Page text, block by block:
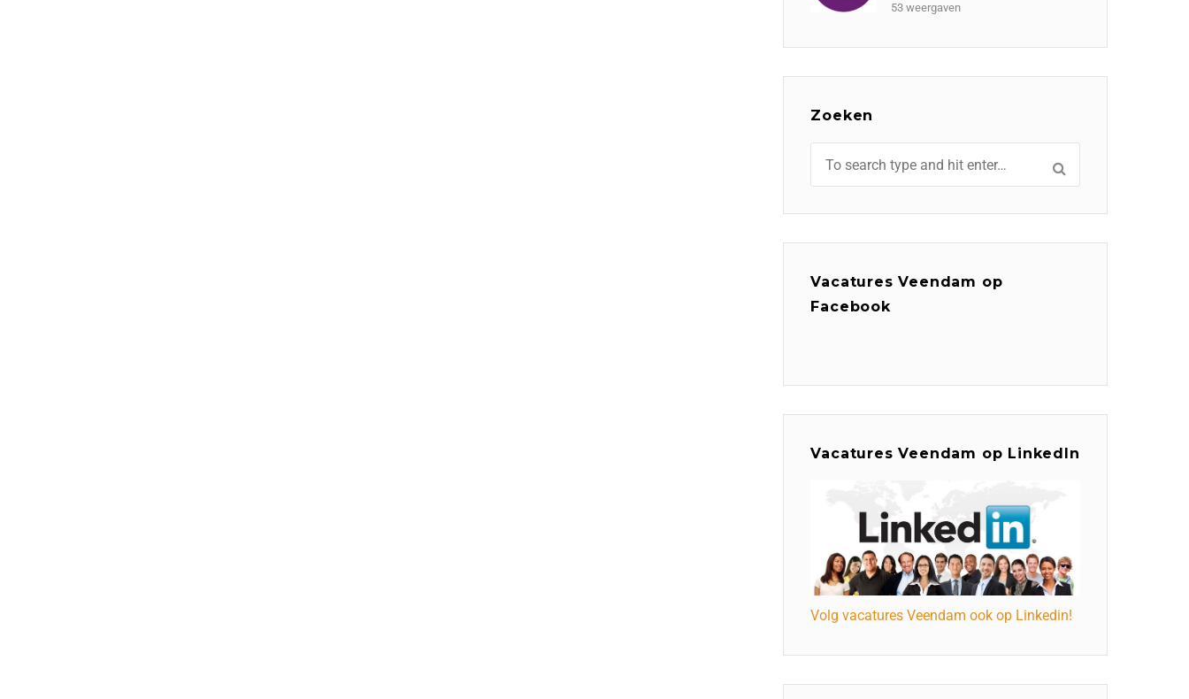
53 weergaven
Zoeken
Vacatures Veendam op
Facebook
Vacatures Veendam op LinkedIn
Volg vacatures Veendam ook op Linkedin!